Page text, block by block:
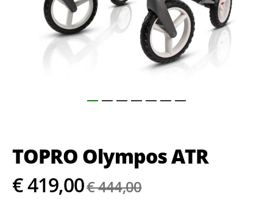
begin
van
de
afbeeldingen-
TOPRO Olympos ATR
€ 419,00€ 444,00